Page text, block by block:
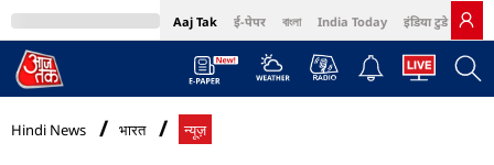
Aaj Tak ई-पेपर বাংলা India Today इंडिया टुडे हिंदी
MumbaiTak Cosmopolitan Harper's Bazaar Northeast
Hindi News भारत न्यूज़